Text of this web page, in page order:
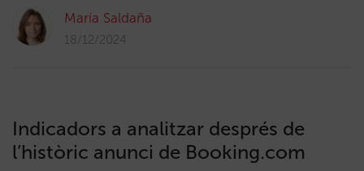
María Saldaña
18/12/2024
Indicadors a analitzar després de
l’històric anunci de Booking.com